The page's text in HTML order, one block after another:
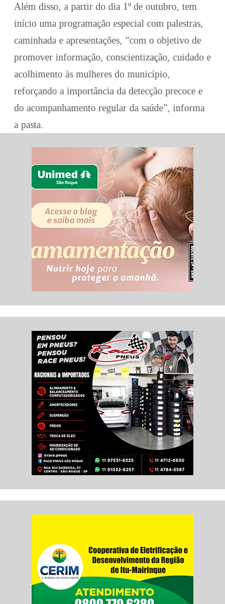
Além disso, a partir do dia 1º de outubro, tem
início uma programação especial com palestras,
caminhada e apresentações, “com o objetivo de
promover informação, conscientização, cuidado e
acolhimento às mulheres do município,
reforçando a importância da detecção precoce e
do acompanhamento regular da saúde”, informa
a pasta.